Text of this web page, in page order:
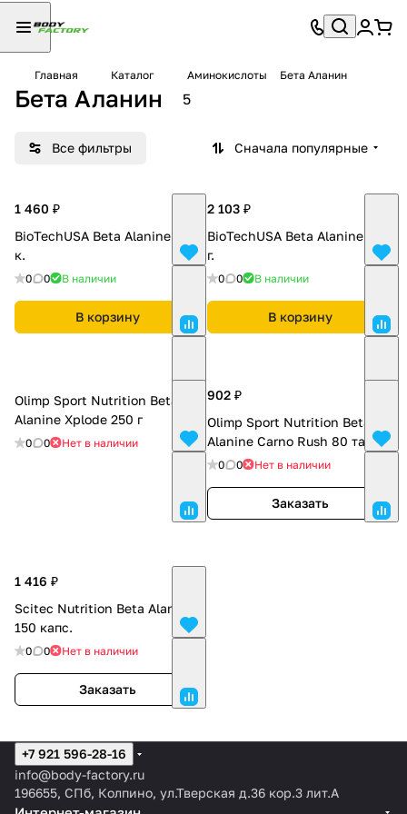
Главная Каталог Аминокислоты Бета Аланин
Бета Аланин 5
Все фильтры Сначала популярные
1 460 ₽
BioTechUSA Beta Alanine 90
к.
0 0 В наличии
В корзину
2 103 ₽
BioTechUSA Beta Alanine 300
г.
0 0 В наличии
В корзину
Olimp Sport Nutrition Beta-
Alanine Xplode 250 г
0 0 Нет в наличии
902 ₽
Olimp Sport Nutrition Beta-
Alanine Carno Rush 80 таб.
0 0 Нет в наличии
Заказать
1 416 ₽
Scitec Nutrition Beta Alanine
150 капс.
0 0 Нет в наличии
Заказать
+7 921 596-28-16
info@body-factory.ru
196655, СПб, Колпино, ул.Тверская д.36 кор.3 лит.А